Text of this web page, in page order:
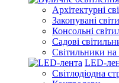
Архітектурні
Закопувані
Консольні
Садові
Світильники на
LED-
Світлодіодна